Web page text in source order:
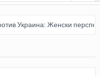
Украина: Женски